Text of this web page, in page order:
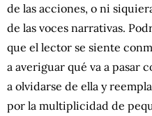
de las acciones, o ni
de las voces narrativas.
que el lector se siente
a averiguar qué va a pasar
a olvidarse de ella y
por la multiplicidad de